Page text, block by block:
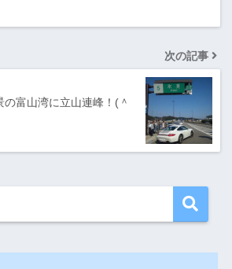
次の記事
富山湾に立山連峰！(＾